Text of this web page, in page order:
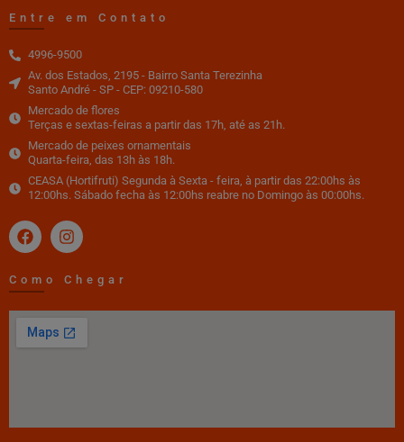
Entre em Contato
4996-9500
Av. dos Estados, 2195 - Bairro Santa Terezinha
Santo André - SP - CEP: 09210-580
Mercado de flores
Terças e sextas-feiras a partir das 17h, até as 21h.
Mercado de peixes ornamentais
Quarta-feira, das 13h às 18h.
CEASA (Hortifruti) Segunda à Sexta - feira, à partir das 22:00hs às
12:00hs. Sábado fecha às 12:00hs reabre no Domingo às 00:00hs.
Como Chegar